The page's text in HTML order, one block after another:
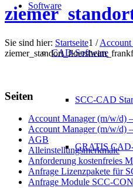
Software
CAD-Software
SCC-CAD
GRATIS
Sie sind hier: Startseite1 /
Seiten
Account Manager (m/w/d)
Account Manager (m/w/d)
AGB
Alleinstellungsmerkmale
Anforderung kostenfreies
Anfrage Lizenzpakete für
Anfrage Module SCC-